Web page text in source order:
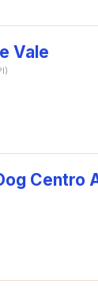
Vale
Centro